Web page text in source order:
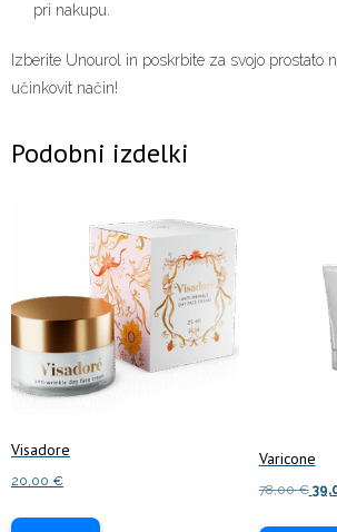
pri nakupu.
Izberite Unourol in poskrbite za svojo prostato
učinkovit način!
Podobni izdelki
Visadore
20,00 €
Varicone
78,00€